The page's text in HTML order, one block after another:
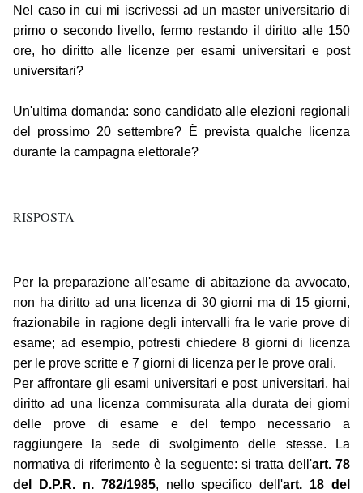
Nel caso in cui mi iscrivessi ad un master universitario di
primo o secondo livello, fermo restando il diritto alle 150
ore, ho diritto alle licenze per esami universitari e post
universitari?
Un'ultima domanda: sono candidato alle elezioni regionali
del prossimo 20 settembre? È prevista qualche licenza
durante la campagna elettorale?
RISPOSTA
Per la preparazione all'esame di abitazione da avvocato,
non ha diritto ad una licenza di 30 giorni ma di 15 giorni,
frazionabile in ragione degli intervalli fra le varie prove di
esame; ad esempio, potresti chiedere 8 giorni di licenza
per le prove scritte e 7 giorni di licenza per le prove orali.
Per affrontare gli esami universitari e post universitari, hai
diritto ad una licenza commisurata alla durata dei giorni
delle prove di esame e del tempo necessario a
raggiungere la sede di svolgimento delle stesse. La
normativa di riferimento è la seguente: si tratta dell'art. 78
del D.P.R. n. 782/1985, nello specifico dell'art. 18 del